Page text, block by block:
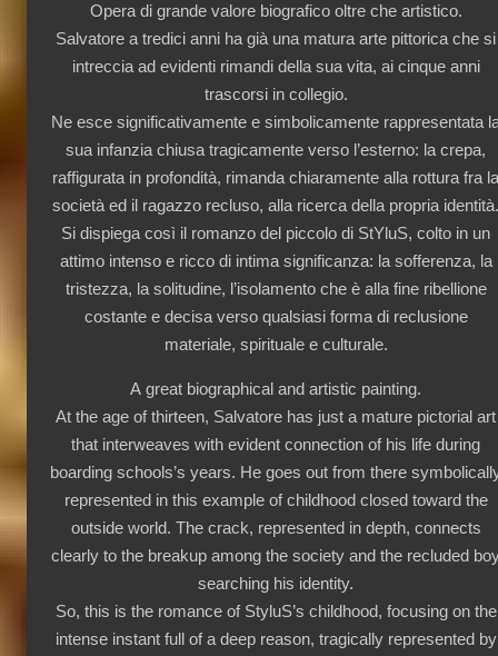
Opera di grande valore biografico oltre che artistico.
Salvatore a tredici anni ha già una matura arte pittorica che si
intreccia ad evidenti rimandi della sua vita, ai cinque anni
trascorsi in collegio.
Ne esce significativamente e simbolicamente rappresentata
sua infanzia chiusa tragicamente verso l’esterno: la crepa,
raffigurata in profondità, rimanda chiaramente alla rottura fra
società ed il ragazzo recluso, alla ricerca della propria
Si dispiega così il romanzo del piccolo di StYluS, colto in un
attimo intenso e ricco di intima significanza: la sofferenza, la
tristezza, la solitudine, l’isolamento che è alla fine ribellione
costante e decisa verso qualsiasi forma di reclusione
materiale, spirituale e culturale.
A great biographical and artistic painting.
At the age of thirteen, Salvatore has just a mature pictorial art
that interweaves with evident connection of his life during
boarding schools’s years. Hegoes out from there
represented in this example of childhood closed toward the
outside world. The crack, represented in depth, connects
clearly to the breakup among the society and the recluded
searching his identity.
So, this is the romance of StyluS’s childhood, focusing on the
intense instant full of a deep reason, tragically represented by